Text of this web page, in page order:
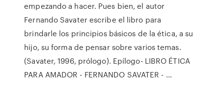
empezando a hacer. Pues bien, el autor
Fernando Savater escribe el libro para
brindarle los principios básicos de la ética, a su
hijo, su forma de pensar sobre varios temas.
(Savater, 1996, prólogo). Epílogo- LIBRO ÉTICA
PARA AMADOR - FERNANDO SAVATER - …